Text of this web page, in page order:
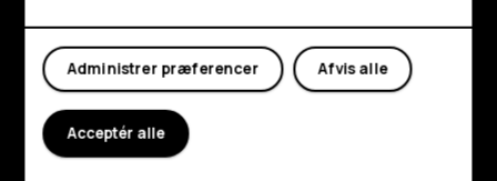
Min konto
Udforsk
Om
Planet and people
Afvis alle
Administrer præferencer
Acceptér alle